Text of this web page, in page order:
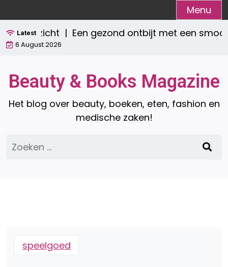
naar
de
inhoud
Menu
Latest |Een gezond ontbijt met een
6 August 2026
Beauty & Books Magazine
Het blog over beauty, boeken, eten, fashion en
medische zaken!
Zoeken
naar:
speelgoed